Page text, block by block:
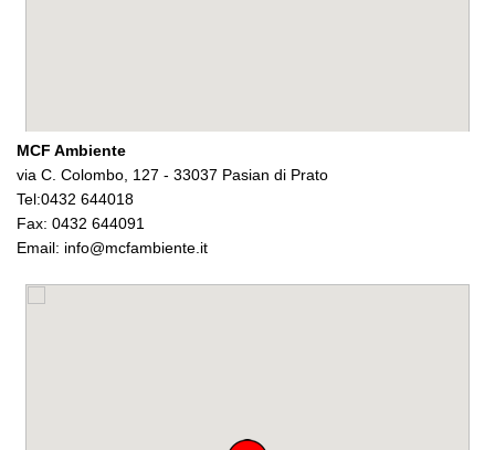
MCF Ambiente
via C. Colombo, 127 - 33037 Pasian di Prato
Tel:0432 644018
Fax: 0432 644091
Email: info@mcfambiente.it